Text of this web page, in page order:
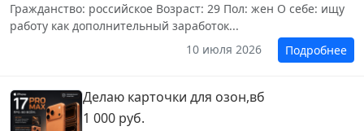
Гражданство: российское Возраст: 29 Пол: жен О себе: ищу
работу как дополнительный заработок...
10 июля 2026
Подробнее
Делаю карточки для озон,вб
1 000 руб.